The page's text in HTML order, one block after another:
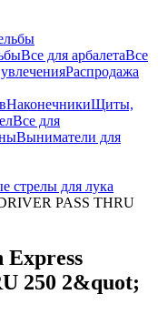
Все для арбалетаВсе
Распродажа
НаконечникиЩиты,
Все для
Выниматели для
стрелы для лука
PASS THRU
Express
250 2&quot;